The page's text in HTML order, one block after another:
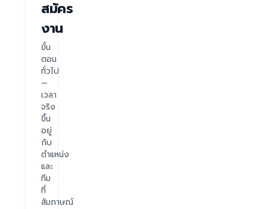
สมัคร
งาน
ขั้น
ตอน
ทั่วไป
—
เวลา
จริง
ขึ้น
อยู่
กับ
ตำแหน่ง
และ
ทีม
ที่
สัมภาษณ์